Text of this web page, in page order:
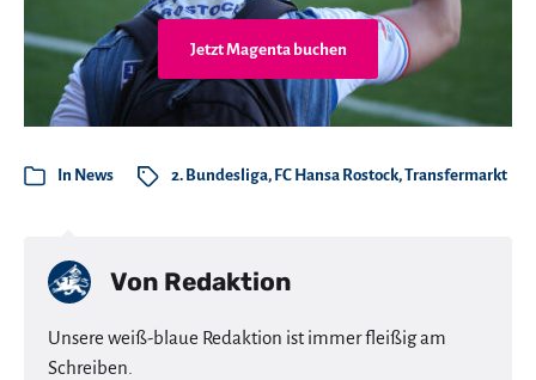
Jetzt Magenta buchen
In News 2. Bundesliga, FC Hansa Rostock,Transfermarkt
Von Redaktion
Unsere weiß-blaue Redaktion ist immer fleißig am
Schreiben.